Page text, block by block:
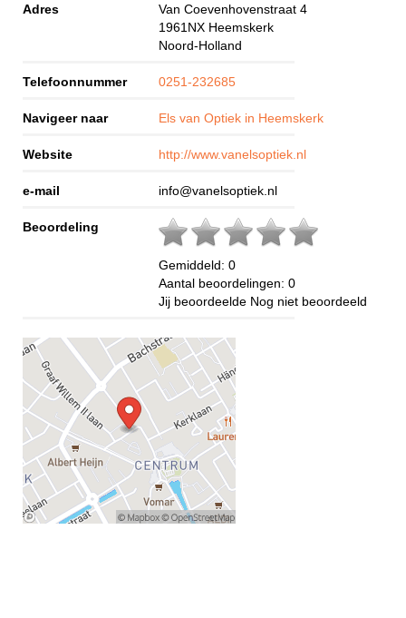
Adres
Van Coevenhovenstraat 4
1961NX Heemskerk
Noord-Holland
Telefoonnummer 0251-232685
Navigeer naar Els van Optiek in Heemskerk
Website http://www.vanelsoptiek.nl
e-mail info@vanelsoptiek.nl
Beoordeling
Gemiddeld: 0
Aantal beoordelingen: 0
Jij beoordeelde Nog niet beoordeeld